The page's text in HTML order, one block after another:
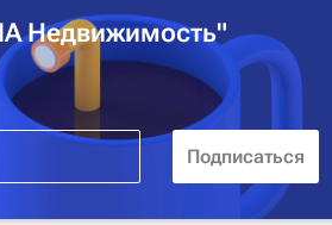
Недвижимость"